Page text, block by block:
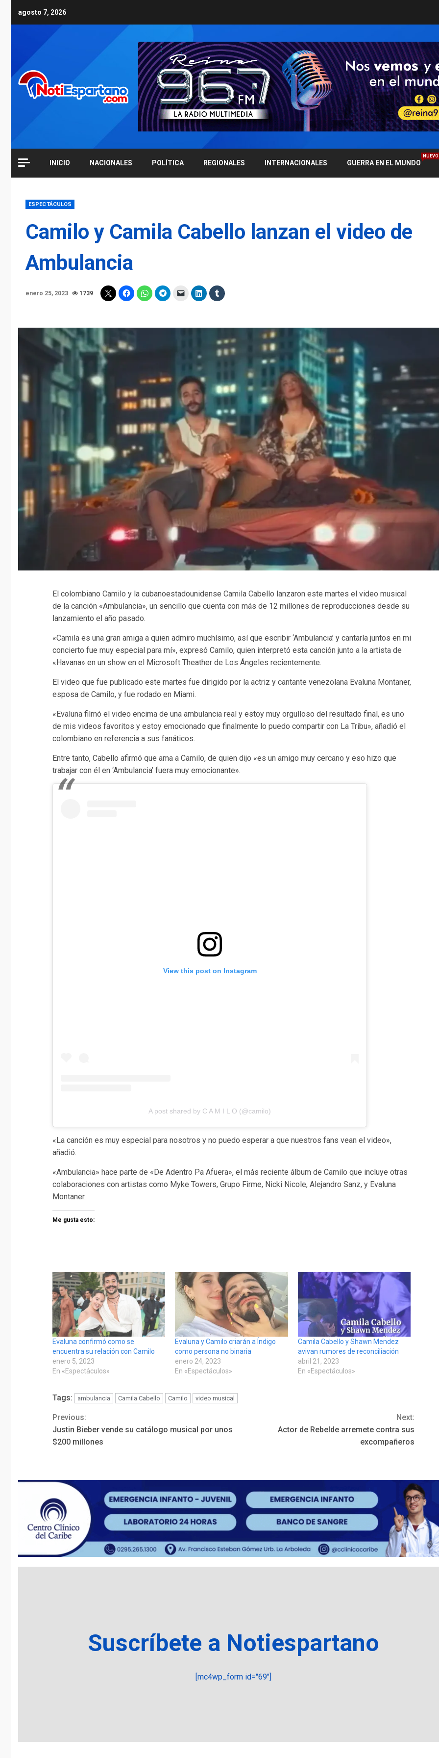
agosto 7, 2026
INICIO NACIONALES POLÍTICA REGIONALES INTERNACIONALES GUERRA EN EL MUNDO
NUEVO
ESPECTÁCULOS
Camilo y Camila Cabello lanzan el video de
Ambulancia
enero 25, 2023 1739
El colombiano Camilo y la cubanoestadounidense Camila Cabello lanzaron este martes el video musical
de la canción «Ambulancia», un sencillo que cuenta con más de 12 millones de reproducciones desde su
lanzamiento el año pasado.
«Camila es una gran amiga a quien admiro muchísimo, así que escribir ‘Ambulancia’ y cantarla juntos en mi
concierto fue muy especial para mí», expresó Camilo, quien interpretó esta canción junto a la artista de
«Havana» en un show en el Microsoft Theather de Los Ángeles recientemente.
El video que fue publicado este martes fue dirigido por la actriz y cantante venezolana Evaluna Montaner,
esposa de Camilo, y fue rodado en Miami.
«Evaluna filmó el video encima de una ambulancia real y estoy muy orgulloso del resultado final, es uno
de mis videos favoritos y estoy emocionado que finalmente lo puedo compartir con La Tribu», añadió el
colombiano en referencia a sus fanáticos.
Entre tanto, Cabello afirmó que ama a Camilo, de quien dijo «es un amigo muy cercano y eso hizo que
trabajar con él en ‘Ambulancia’ fuera muy emocionante».
View this post on Instagram
A post shared by C A M I L O (@camilo)
«La canción es muy especial para nosotros y no puedo esperar a que nuestros fans vean el video»,
añadió.
«Ambulancia» hace parte de «De Adentro Pa Afuera», el más reciente álbum de Camilo que incluye otras
colaboraciones con artistas como Myke Towers, Grupo Firme, Nicki Nicole, Alejandro Sanz, y Evaluna
Montaner.
Me gusta esto:
Evaluna confirmó como se
encuentra su relación con Camilo
enero 5, 2023
En «Espectáculos»
Evaluna y Camilo criarán a Índigo
como persona no binaria
enero 24, 2023
En «Espectáculos»
Camila Cabello y Shawn Mendez
avivan rumores de reconciliación
abril 21, 2023
En «Espectáculos»
Tags: ambulancia Camila Cabello Camilo video musical
Continue
Reading
Previous:
Justin Bieber vende su catálogo musical por unos
$200 millones
Next:
Actor de Rebelde arremete contra sus
excompañeros
Suscríbete a Notiespartano
[mc4wp_form id="69"]